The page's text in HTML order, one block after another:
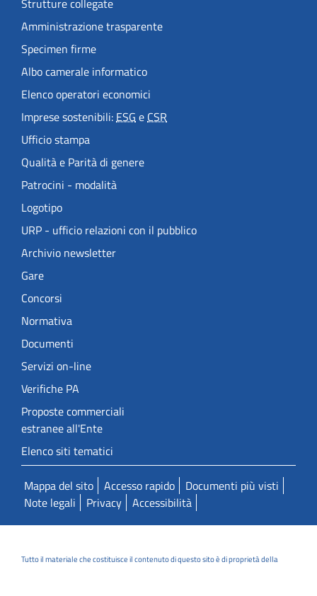
Strutture collegate
Amministrazione trasparente
Specimen firme
Albo camerale informatico
Elenco operatori economici
Imprese sostenibili:ESGeCSR
Ufficio stampa
Qualità e Parità di genere
Patrocini - modalità
Logotipo
URP - ufficio relazioni con il pubblico
Archivio newsletter
Gare
Concorsi
Normativa
Documenti
Servizi on-line
Verifiche PA
Proposte commerciali
estranee all'Ente
Elenco siti tematici
Mappa del sito Accesso rapido
Documenti più visti
Note legali
Privacy Accessibilità
Tutto il materiale che costituisce il contenuto di questo sito è di proprietà della